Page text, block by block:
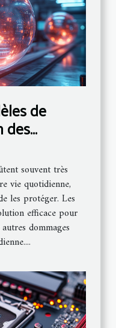
de
des
?
souvent très
vie quotidienne,
les protéger. Les
efficace pour
dommages